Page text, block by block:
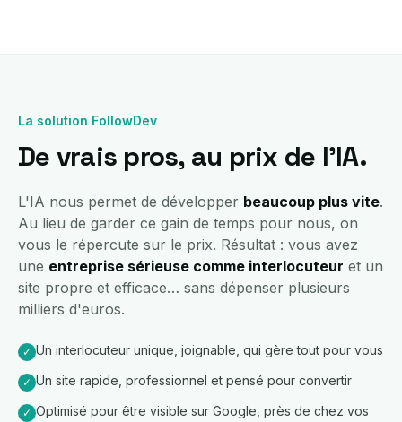
La solution FollowDev
De vrais pros, au prix de l'IA.
L'IA nous permet de développer beaucoup plus vite.
Au lieu de garder ce gain de temps pour nous, on
vous le répercute sur le prix. Résultat : vous avez
une entreprise sérieuse comme interlocuteur et un
site propre et efficace… sans dépenser plusieurs
milliers d'euros.
✓ Un interlocuteur unique, joignable, qui gère tout pour vous
✓ Un site rapide, professionnel et pensé pour convertir
✓ Optimisé pour être visible sur Google, près de chez vos